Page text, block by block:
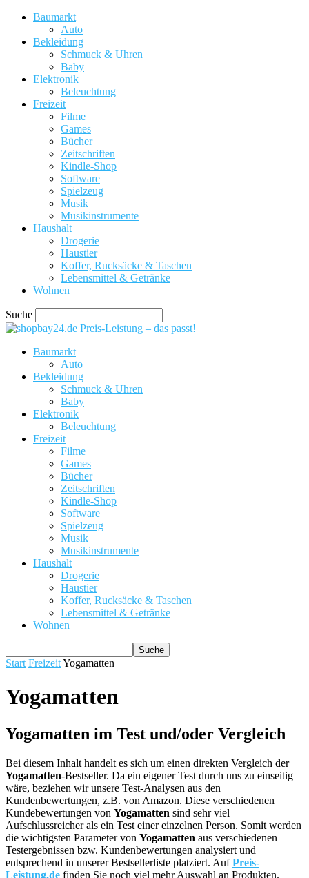
Baumarkt
Auto
Bekleidung
Schmuck & Uhren
Baby
Elektronik
Beleuchtung
Freizeit
Filme
Games
Bücher
Zeitschriften
Kindle-Shop
Software
Spielzeug
Musik
Musikinstrumente
Haushalt
Drogerie
Haustier
Koffer, Rucksäcke & Taschen
Lebensmittel & Getränke
Wohnen
Suche
Preis-Leistung – das passt!
Baumarkt
Auto
Bekleidung
Schmuck & Uhren
Baby
Elektronik
Beleuchtung
Freizeit
Filme
Games
Bücher
Zeitschriften
Kindle-Shop
Software
Spielzeug
Musik
Musikinstrumente
Haushalt
Drogerie
Haustier
Koffer, Rucksäcke & Taschen
Lebensmittel & Getränke
Wohnen
Start FreizeitYogamatten
Yogamatten
Yogamatten im Test und/oder Vergleich
Bei diesem Inhalt handelt es sich um einen direkten Vergleich der
Yogamatten-Bestseller. Da ein eigener Test durch uns zu einseitig
wäre, beziehen wir unsere Test-Analysen aus den
Kundenbewertungen, z.B. von Amazon. Diese verschiedenen
Kundebewertungen von Yogamatten sind sehr viel
Aufschlussreicher als ein Test einer einzelnen Person. Somit werden
die wichtigsten Parameter von Yogamatten aus verschiedenen
Testergebnissen bzw. Kundenbewertungen analysiert und
entsprechend in unserer Bestsellerliste platziert. AufPreis-
Leistung.de finden Sie noch viel mehr Auswahl an Produkten.